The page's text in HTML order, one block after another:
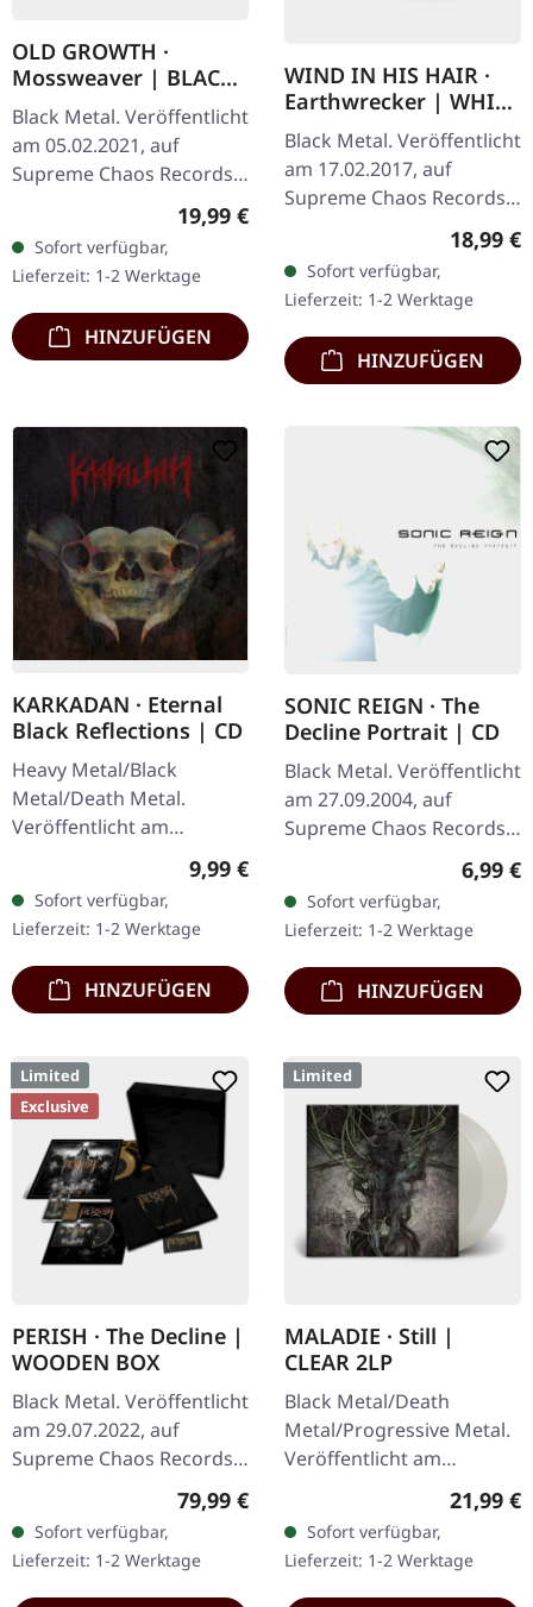
OLD GROWTH ·
Mossweaver | BLACK
2LP
Black Metal. Veröffentlicht
am 05.02.2021, auf
Supreme Chaos Records.
Schwarzes Doppel-Vinyl
im schweren Gatefold-
Cover mit bedrucktem
Insert und…
Regulärer Preis:
19,99 €
Sofort verfügbar,
Lieferzeit: 1-2 Werktage
HINZUFÜGEN
WIND IN HIS HAIR ·
Earthwrecker | WHITE
SPLATTER LP
Black Metal. Veröffentlicht
am 17.02.2017, auf
Supreme Chaos Records.
Weißes Vinyl mit grauen
Splattern im Standard-
Cover, kommt mit Insert.…
18,99 €
Sofort verfügbar,
Lieferzeit: 1-2 Werktage
HINZUFÜGEN
KARKADAN · Eternal
Black Reflections | CD
Heavy Metal/Black
Metal/Death Metal.
Veröffentlicht am
19.01.2002, auf Supreme
Chaos Records. CD im
Jewelcase. Neuauflage mit
neuem Artwork,…
Regulärer Preis:
9,99 €
Sofort verfügbar,
Lieferzeit: 1-2 Werktage
HINZUFÜGEN
SONIC REIGN · The
Decline Portrait | CD
Black Metal. Veröffentlicht
am 27.09.2004, auf
Supreme Chaos Records.
Booklet. Sonic Reign
entfesselt mit „The
Decline Portrait"…
6,99 €
Sofort verfügbar,
Lieferzeit: 1-2 Werktage
HINZUFÜGEN
Limited
Exclusive
PERISH · The Decline |
WOODEN BOX
Black Metal. Veröffentlicht
am 29.07.2022, auf
Supreme Chaos Records.
Extrem schwere schwarze
Holzbox mit graviertem
Logo, Titel und
Nummerierung,…
Regulärer Preis:
79,99 €
Sofort verfügbar,
Lieferzeit: 1-2 Werktage
Limited
MALADIE · Still |
CLEAR 2LP
Black Metal/Death
Metal/Progressive Metal.
Veröffentlicht am
10.04.2015, auf Supreme
Transparentes Doppel-
Vinyl im schweren…
21,99 €
Sofort verfügbar,
Lieferzeit: 1-2 Werktage